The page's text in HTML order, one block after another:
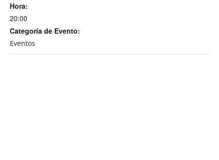
Hora:
20:00
Categoría de Evento:
Eventos